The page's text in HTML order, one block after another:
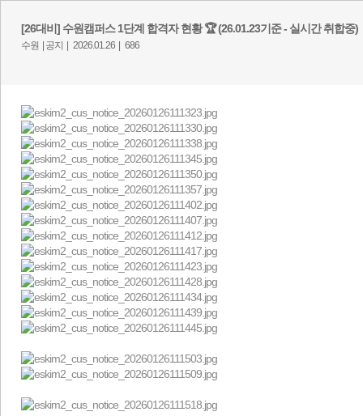
[26대비] 수원캠퍼스 1단계 합격자 현황 🏆 (26.01.23기준 - 실시간 취합중)
수원 | 공지 | 2026.01.26 | 686